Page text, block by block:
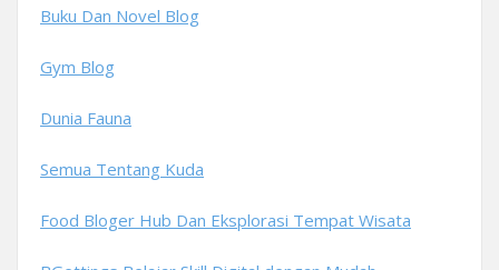
Buku Dan Novel Blog
Gym Blog
Dunia Fauna
Semua Tentang Kuda
Food Bloger Hub Dan Eksplorasi Tempat Wisata